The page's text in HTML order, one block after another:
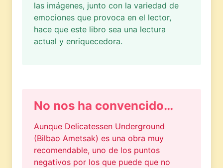
las imágenes, junto con la variedad de
emociones que provoca en el lector,
hace que este libro sea una lectura
actual y enriquecedora.
No nos ha convencido…
Aunque Delicatessen Underground
(Bilbao Ametsak) es una obra muy
recomendable, uno de los puntos
negativos por los que puede que no